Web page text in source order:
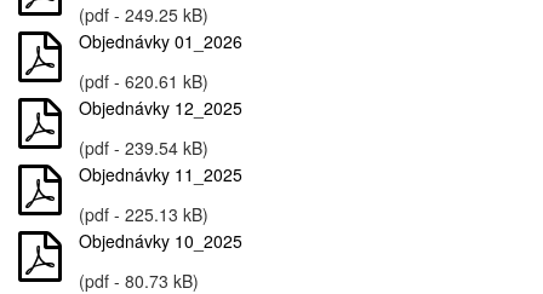
(pdf - 249.25 kB)
Objednávky 01_2026
(pdf - 620.61 kB)
Objednávky 12_2025
(pdf - 239.54 kB)
Objednávky 11_2025
(pdf - 225.13 kB)
Objednávky 10_2025
(pdf - 80.73 kB)